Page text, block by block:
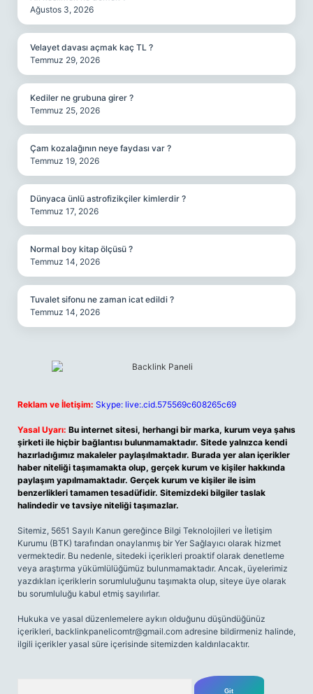
Ağustos 3, 2026
Velayet davası açmak kaç TL ?
Temmuz 29, 2026
Kediler ne grubuna girer ?
Temmuz 25, 2026
Çam kozalağının neye faydası var ?
Temmuz 19, 2026
Dünyaca ünlü astrofizikçiler kimlerdir ?
Temmuz 17, 2026
Normal boy kitap ölçüsü ?
Temmuz 14, 2026
Tuvalet sifonu ne zaman icat edildi ?
Temmuz 14, 2026
Reklam ve İletişim: Skype: live:.cid.575569c608265c69
Yasal Uyarı: Bu internet sitesi, herhangi bir marka, kurum veya şahıs
şirketi ile hiçbir bağlantısı bulunmamaktadır. Sitede yalnızca kendi
hazırladığımız makaleler paylaşılmaktadır. Burada yer alan içerikler
haber niteliği taşımamakta olup, gerçek kurum ve kişiler hakkında
paylaşım yapılmamaktadır. Gerçek kurum ve kişiler ile isim
benzerlikleri tamamen tesadüfidir. Sitemizdeki bilgiler taslak
halindedir ve tavsiye niteliği taşımazlar.
Sitemiz, 5651 Sayılı Kanun gereğince Bilgi Teknolojileri ve İletişim
Kurumu (BTK) tarafından onaylanmış bir Yer Sağlayıcı olarak hizmet
vermektedir. Bu nedenle, sitedeki içerikleri proaktif olarak denetleme
veya araştırma yükümlülüğümüz bulunmamaktadır. Ancak, üyelerimiz
yazdıkları içeriklerin sorumluluğunu taşımakta olup, siteye üye olarak
bu sorumluluğu kabul etmiş sayılırlar.
Hukuka ve yasal düzenlemelere aykırı olduğunu düşündüğünüz
içerikleri, backlinkpanelicomtr@gmail.com adresine bildirmeniz halinde,
ilgili içerikler yasal süre içerisinde sitemizden kaldırılacaktır.